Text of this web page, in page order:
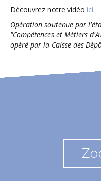
Découvrez notre vidéo ici.
Opération soutenue par
"Compétences et Métiers
opéré par la Caisse des